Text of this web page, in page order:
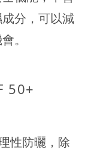
分，可以減
。
50+
性防曬，除